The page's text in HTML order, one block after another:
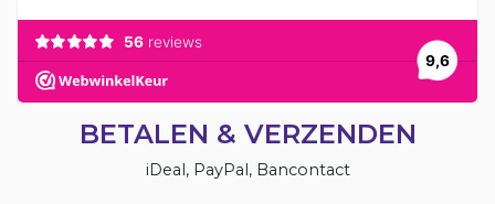
BETALEN & VERZENDEN
iDeal, PayPal, Bancontact